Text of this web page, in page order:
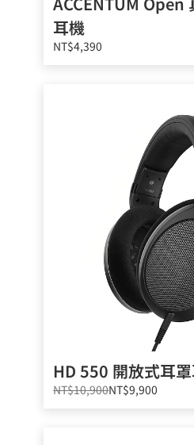
耳機
NT$4,390
HD 550 開放式耳
NT$10,900NT$9,900